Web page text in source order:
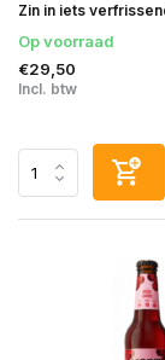
Zin in iets
Op voorraad
€29,50
Incl. btw